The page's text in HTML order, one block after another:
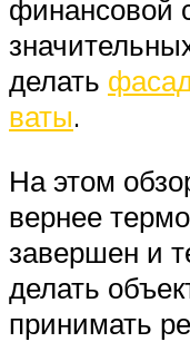
финансовой
делать
ваты.
На этом
вернее
завершен и
делать
принимать